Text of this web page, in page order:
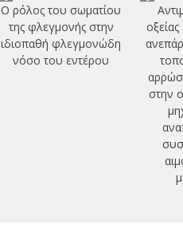
Ο ρόλος του σωματίου
της φλεγμονής στην
ιδιοπαθή φλεγμονώδη
νόσο του εντέρου
στην